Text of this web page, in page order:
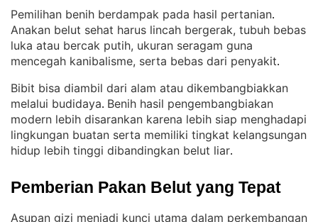
Pemilihan benih berdampak pada hasil pertanian
Anakan belut sehat harus lincah bergerak, tubuh bebas
luka atau bercak putih, ukuran seragam guna
mencegah kanibalisme, serta bebas dari penyakit.
Bibit bisa diambil dari alam atau dikembangbiakkan
melalui budidaya. Benih hasil pengembangbiakan
modern lebih disarankan karena lebih siap menghadapi
lingkungan buatan serta memiliki tingkat kelangsungan
hidup lebih tinggi dibandingkan belut liar.
Pemberian Pakan Belut yang Tepat
Asupan gizi menjadi kunci utama dalam perkembangan